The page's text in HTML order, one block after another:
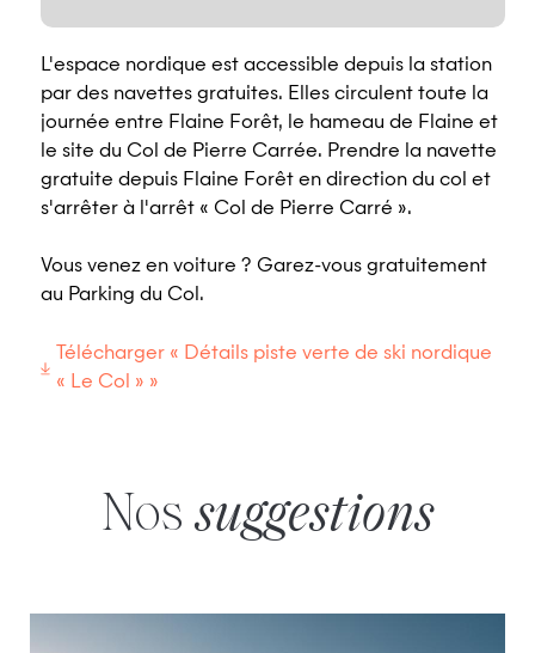
L'espace nordique est accessible depuis la station
par des navettes gratuites. Elles circulent toute la
journée entre Flaine Forêt, le hameau de Flaine et
le site du Col de Pierre Carrée. Prendre la navette
gratuite depuis Flaine Forêt en direction du col et
s'arrêter à l'arrêt « Col de Pierre Carré ».
Vous venez en voiture ? Garez-vous gratuitement
au Parking du Col.
Télécharger « Détails piste verte de ski nordique
« Le Col » »
Nos suggestions